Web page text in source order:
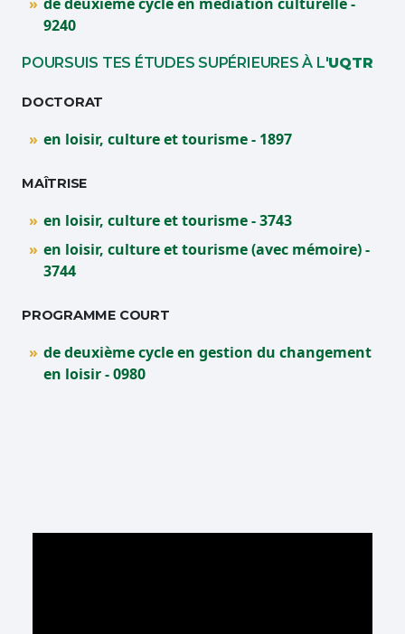
de deuxième cycle en médiation culturelle -
9240
POURSUIS TES ÉTUDES SUPÉRIEURES À L'UQTR
DOCTORAT
en loisir, culture et tourisme - 1897
MAÎTRISE
en loisir, culture et tourisme - 3743
en loisir, culture et tourisme (avec mémoire) -
3744
PROGRAMME COURT
de deuxième cycle en gestion du changement
en loisir - 0980